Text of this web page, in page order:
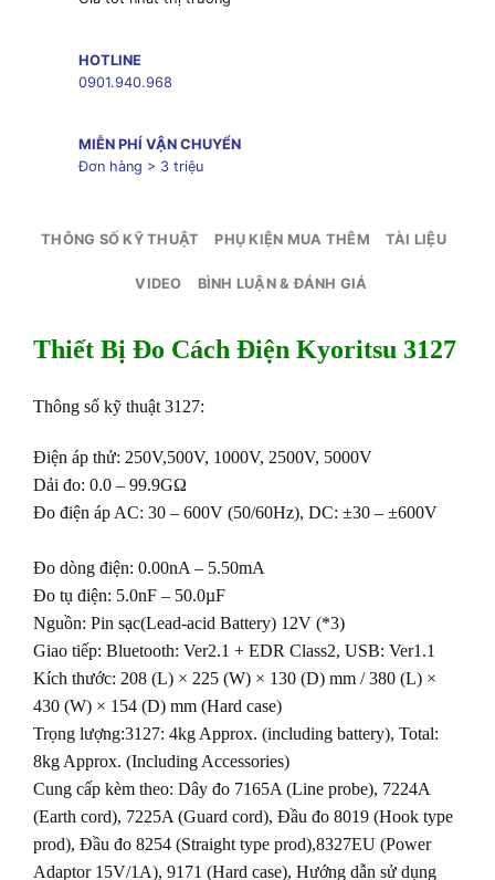
HOTLINE
0901.940.968
MIỄN PHÍ VẬN CHUYỂN
Đơn hàng > 3 triệu
THÔNG SỐ KỸ THUẬT PHỤ KIỆN MUA THÊM TÀI LIỆU
VIDEO BÌNH LUẬN & ĐÁNH GIÁ
Thiết Bị Đo Cách Điện Kyoritsu 3127
Thông số kỹ thuật 3127:
Điện áp thử: 250V,500V, 1000V, 2500V, 5000V
Dải đo: 0.0 – 99.9GΩ
Đo điện áp AC: 30 – 600V (50/60Hz), DC: ±30 – ±600V
Đo dòng điện: 0.00nA – 5.50mA
Đo tụ điện: 5.0nF – 50.0µF
Nguồn: Pin sạc(Lead-acid Battery) 12V (*3)
Giao tiếp: Bluetooth: Ver2.1 + EDR Class2, USB: Ver1.1
Kích thước: 208 (L) × 225 (W) × 130 (D) mm / 380 (L) ×
430 (W) × 154 (D) mm (Hard case)
Trọng lượng:3127: 4kg Approx. (including battery), Total:
8kg Approx. (Including Accessories)
Cung cấp kèm theo: Dây đo 7165A (Line probe), 7224A
(Earth cord), 7225A (Guard cord), Đầu đo 8019 (Hook type
prod), Đầu đo 8254 (Straight type prod),8327EU (Power
Adaptor 15V/1A), 9171 (Hard case), Hướng dẫn sử dụng